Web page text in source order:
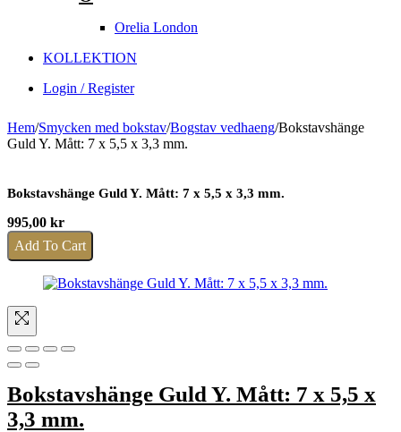
Orelia London
KOLLEKTION
Login / Register
Hem/Smycken med bokstav/Bogstav vedhaeng/Bokstavshänge
Guld Y. Mått: 7 x 5,5 x 3,3 mm.
Bokstavshänge Guld Y. Mått: 7 x 5,5 x 3,3 mm.
995,00 kr
Add To Cart
Bokstavshänge Guld Y. Mått: 7 x 5,5 x
3,3 mm.